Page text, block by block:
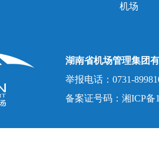
机场
湖南省机场管理集团
举报电话：0731-
备案证号码：湘ICP备